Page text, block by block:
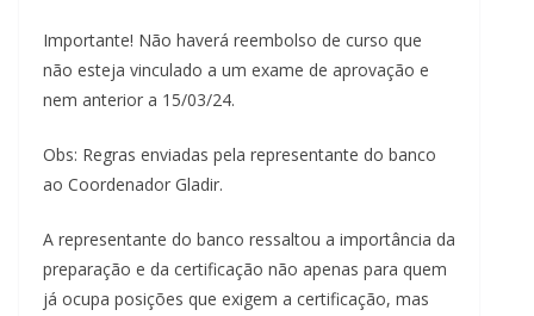
Importante! Não haverá reembolso de curso que
não esteja vinculado a um exame de aprovação e
nem anterior a 15/03/24.
Obs: Regras enviadas pela representante do banco
ao Coordenador Gladir.
A representante do banco ressaltou a importância da
preparação e da certificação não apenas para quem
já ocupa posições que exigem a certificação, mas